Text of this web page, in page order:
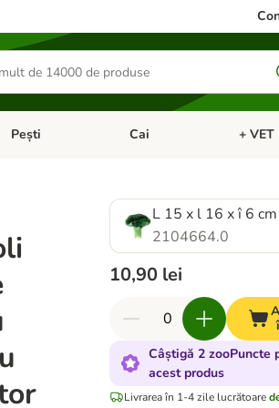
Păsări
Deschideți meniul cu categorii: Animale mici
Pești Deschideți meniul cu
Cai +
L 15 x l 16 x î 6 cm
2104664.0
10,90 lei
Câștigă 2 zooPuncte
acest produs
Livrarea în 1-4 zile lucrătoare